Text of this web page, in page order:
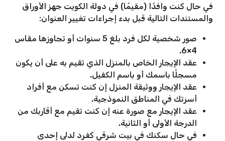
في حال كنت وافدًا (مقيمًا) في دولة الكويت جهز الأوراق
والمستندات التالية قبل بدء إجراءات تغيير العنوان:
صور شخصية لكل فرد بلغ 5 سنوات أو تجاوزها مقاس
4×6.
عقد الإيجار الخاص بالمنزل الذي تقيم به على أن يكون
مسجلًا باسمك أو باسم الكفيل.
عقد الإيجار ووثيقة المنزل إن كنت تسكن مع أفراد
أسرتك في المناطق النموذجية.
عقد الإيجار مع صورة عنه إن كنت تقيم مع أقاربك من
الدرجة الأولى أو الثانية.
في حال سكنك في بيت شرقي كفرد لدلى إحدى